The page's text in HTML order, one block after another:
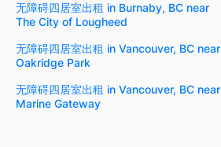
无障碍四居室出租 in Burnaby, BC near
The City of Lougheed
无障碍四居室出租 in Vancouver, BC near
Oakridge Park
无障碍四居室出租 in Vancouver, BC near
Marine Gateway